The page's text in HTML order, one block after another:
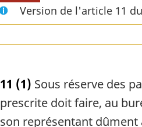
Version de l'article 11
11 (1) Sous réserve des
prescrite doit faire, au
son représentant